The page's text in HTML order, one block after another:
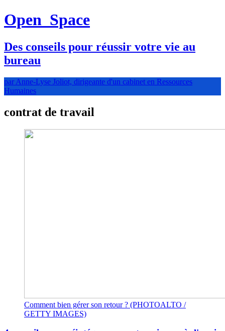
Open Space
Des conseils pour réussir votre vie au
bureau
par Anne-Lyse Joliot, dirigeante d'un cabinet en Ressources
Humaines
contrat de travail
Comment bien gérer son retour ? (PHOTOALTO /
GETTY IMAGES)